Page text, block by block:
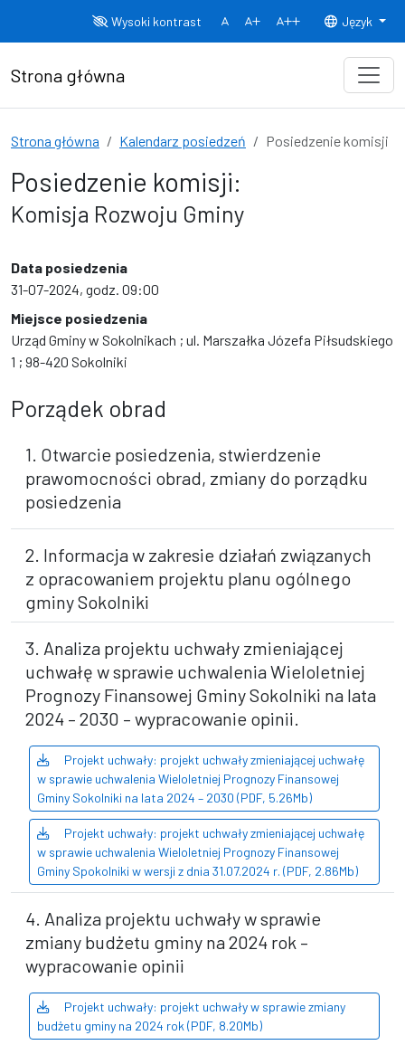
Wysoki kontrast
Normalny rozmiar czcionki
Rozmiar czcionki 150% Rozmiar
Język
Strona główna
Strona główna Kalendarz posiedzeń Posiedzenie komisji
Posiedzenie komisji:
Komisja Rozwoju Gminy
Data posiedzenia
31-07-2024, godz. 09:00
Miejsce posiedzenia
Urząd Gminy w Sokolnikach ; ul. Marszałka Józefa Piłsudskiego
1 ; 98-420 Sokolniki
Porządek obrad
1. Otwarcie posiedzenia, stwierdzenie
prawomocności obrad, zmiany do porządku
posiedzenia
2. Informacja w zakresie działań związanych
z opracowaniem projektu planu ogólnego
gminy Sokolniki
3. Analiza projektu uchwały zmieniającej
uchwałę w sprawie uchwalenia Wieloletniej
Prognozy Finansowej Gminy Sokolniki na lata
2024 – 2030 – wypracowanie opinii.
Projekt uchwały: projekt uchwały zmieniającej uchwałę
w sprawie uchwalenia Wieloletniej Prognozy Finansowej
Gminy Sokolniki na lata 2024 – 2030 (PDF, 5.26Mb)
Projekt uchwały: projekt uchwały zmieniającej uchwałę
w sprawie uchwalenia Wieloletniej Prognozy Finansowej
Gminy Spokolniki w wersji z dnia 31.07.2024 r. (PDF, 2.86Mb)
4. Analiza projektu uchwały w sprawie
zmiany budżetu gminy na 2024 rok –
wypracowanie opinii
Projekt uchwały: projekt uchwały w sprawie zmiany
budżetu gminy na 2024 rok (PDF, 8.20Mb)